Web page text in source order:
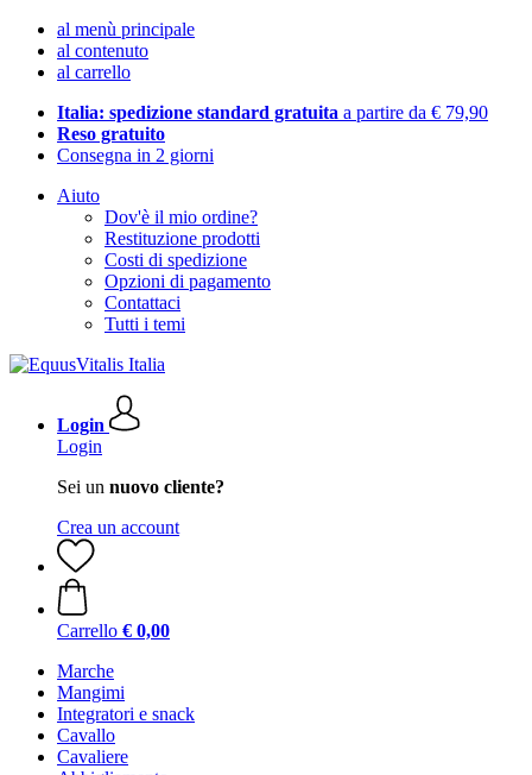
al menù principale
al contenuto
al carrello
Italia: spedizione standard gratuita a partire da € 79,90
Reso gratuito
Consegna in 2 giorni
Aiuto
Dov'è il mio ordine?
Restituzione prodotti
Costi di spedizione
Opzioni di pagamento
Contattaci
Tutti i temi
Login
Login
Sei un nuovo cliente?
Crea un account
Carrello € 0,00
Marche
Mangimi
Integratori e snack
Cavallo
Cavaliere